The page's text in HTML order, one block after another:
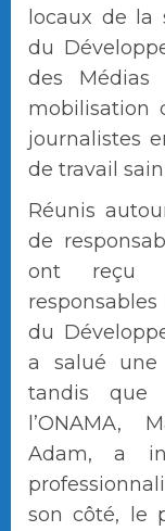
locaux de la
du
des Médias
mobilisation
journalistes
de travail
Réunis
de
ont reçu
du
a salué une
tandis que
l’ONAMA,
Adam, a
son côté, le